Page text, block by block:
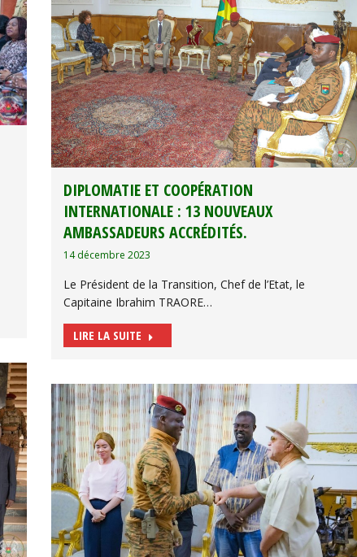
DIPLOMATIE ET COOPÉRATION
INTERNATIONALE : 13 NOUVEAUX
AMBASSADEURS ACCRÉDITÉS.
14 décembre 2023
Le Président de la Transition, Chef de l’Etat, le
Capitaine Ibrahim TRAORE…
LIRE LA SUITE